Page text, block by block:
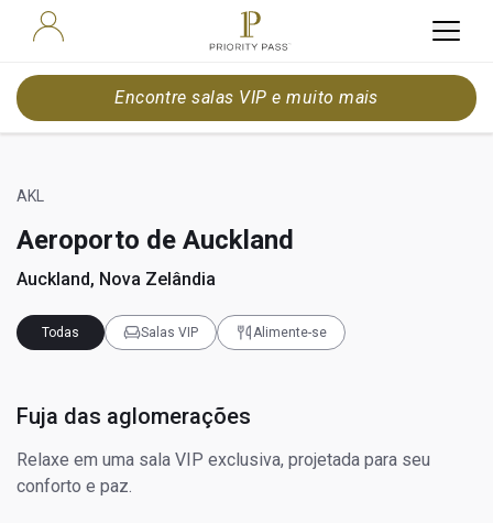
Encontre salas VIP e muito mais
AKL
Aeroporto de Auckland
Auckland, Nova Zelândia
Todas Salas VIP Alimente-se
Fuja das aglomerações
Relaxe em uma sala VIP exclusiva, projetada para seu
conforto e paz.